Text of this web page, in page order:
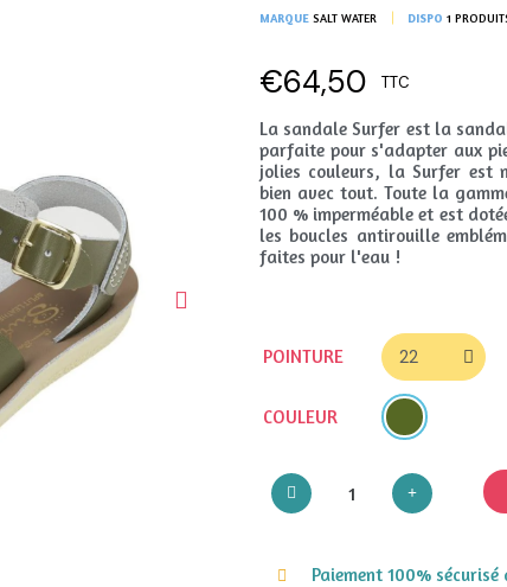
MARQUE SALT WATER DISPO 1
€64,50 TTC
La sandale Surfer est la
parfaite pour s'adapter aux
jolies couleurs, la Surfer est
bien avec tout. Toute la
100 % imperméable et est
les boucles antirouille
faites pour l'eau !
POINTURE
COULEUR
Paiement 100%